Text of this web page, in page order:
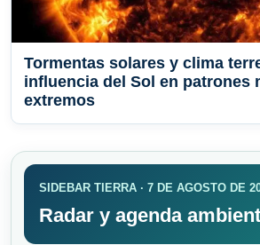
Tormentas solares y clima
influencia del Sol en patrones
extremos
SIDEBAR TIERRA · 7 DE AGOSTO DE
Radar y agenda